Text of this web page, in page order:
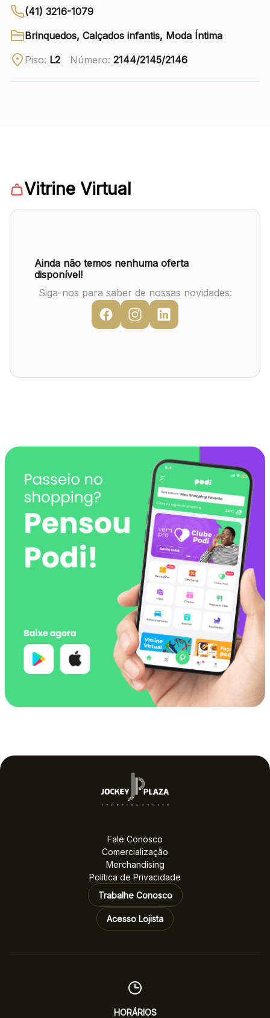
Comodidades Eventos Cinema
Mapa Virtual
(41) 3216-1079
Brinquedos, Calçados infantis, Moda Íntima
Piso: L2 Número: 2144/2145/2146
Vitrine Virtual
Ainda não temos nenhuma oferta
disponível!
Siga-nos para saber de nossas novidades:
Fale Conosco
Comercialização
Merchandising
Política de Privacidade
Trabalhe Conosco
Acesso Lojista
HORÁRIOS